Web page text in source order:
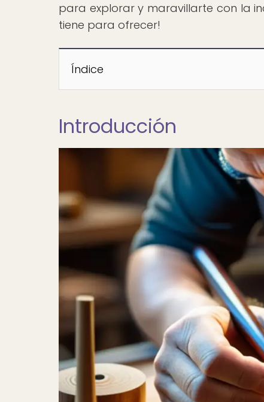
para explorar y maravillarte con la
tiene para ofrecer!
Índice
Introducción